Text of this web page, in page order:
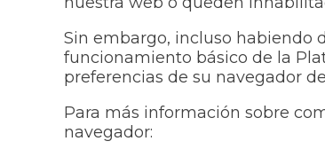
Sin embargo, incluso habiendo
funcionamiento básico de la
preferencias de su navegador
Para más información sobre
navegador: